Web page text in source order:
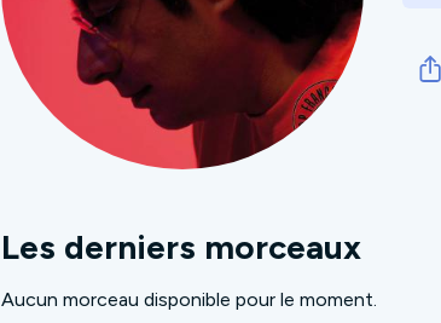
Les derniers morceaux
Aucun morceau disponible pour le moment.